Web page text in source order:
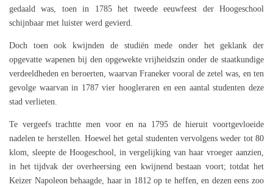
gedaald was, toen in 1785 het tweede eeuwfeest der Hoogeschool
schijnbaar met luister werd gevierd.
Doch toen ook kwijnden de studiën mede onder het geklank der
opgevatte wapenen bij den opgewekte vrijheidszin onder de staatkundige
verdeeldheden en beroerten, waarvan Franeker vooral de zetel was, en ten
gevolge waarvan in 1787 vier hoogleraren en een aantal studenten deze
stad verlieten.
Te vergeefs trachtte men voor en na 1795 de hieruit voortgevloeide
nadelen te herstellen. Hoewel het getal studenten vervolgens weder tot 80
klom, sleepte de Hoogeschool, in vergelijking van haar vroeger aanzien,
in het tijdvak der overheersing een kwijnend bestaan voort; totdat het
Keizer Napoleon behaagde, haar in 1812 op te heffen, en dezen eens zoo